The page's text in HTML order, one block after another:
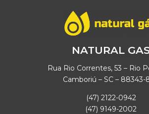
NATURAL
Rua Rio Correntes, 53 – Rio
Camboriú – SC – 88343-
(47) 2122-0942
(47) 9149-2002